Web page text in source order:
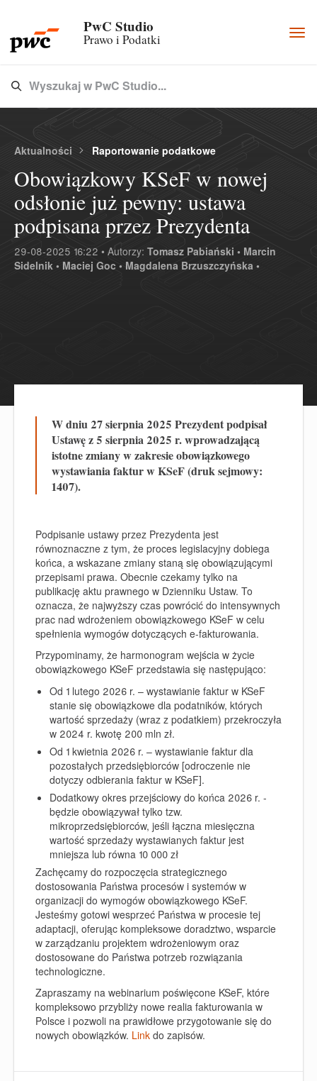
PwC Studio
Prawo i Podatki
Type 3 or more characters for results.
Wyszukaj w PwC Studio...
Aktualności Raportowanie podatkowe
Obowiązkowy KSeF w nowej
odsłonie już pewny: ustawa
podpisana przez Prezydenta
29-08-2025 16:22 • Autorzy: Tomasz Pabiański • Marcin
Sidelnik • Maciej Goc • Magdalena Brzuszczyńska •
W dniu 27 sierpnia 2025 Prezydent podpisał
Ustawę z 5 sierpnia 2025 r. wprowadzającą
istotne zmiany w zakresie obowiązkowego
wystawiania faktur w KSeF (druk sejmowy:
1407).
Podpisanie ustawy przez Prezydenta jest
równoznaczne z tym, że proces legislacyjny dobiega
końca, a wskazane zmiany staną się obowiązującymi
przepisami prawa. Obecnie czekamy tylko na
publikację aktu prawnego w Dzienniku Ustaw. To
oznacza, że najwyższy czas powrócić do intensywnych
prac nad wdrożeniem obowiązkowego KSeF w celu
spełnienia wymogów dotyczących e-fakturowania.
Przypominamy, że harmonogram wejścia w życie
obowiązkowego KSeF przedstawia się następująco:
Od 1 lutego 2026 r. – wystawianie faktur w KSeF
stanie się obowiązkowe dla podatników, których
wartość sprzedaży (wraz z podatkiem) przekroczyła
w 2024 r. kwotę 200 mln zł.
Od 1 kwietnia 2026 r. – wystawianie faktur dla
pozostałych przedsiębiorców [odroczenie nie
dotyczy odbierania faktur w KSeF].
Dodatkowy okres przejściowy do końca 2026 r. -
będzie obowiązywał tylko tzw.
mikroprzedsiębiorców, jeśli łączna miesięczna
wartość sprzedaży wystawianych faktur jest
mniejsza lub równa 10 000 zł
Zachęcamy do rozpoczęcia strategicznego
dostosowania Państwa procesów i systemów w
organizacji do wymogów obowiązkowego KSeF.
Jesteśmy gotowi wesprzeć Państwa w procesie tej
adaptacji, oferując kompleksowe doradztwo, wsparcie
w zarządzaniu projektem wdrożeniowym oraz
dostosowane do Państwa potrzeb rozwiązania
technologiczne.
Zapraszamy na webinarium poświęcone KSeF, które
kompleksowo przybliży nowe realia fakturowania w
Polsce i pozwoli na prawidłowe przygotowanie się do
nowych obowiązków. Link do zapisów.